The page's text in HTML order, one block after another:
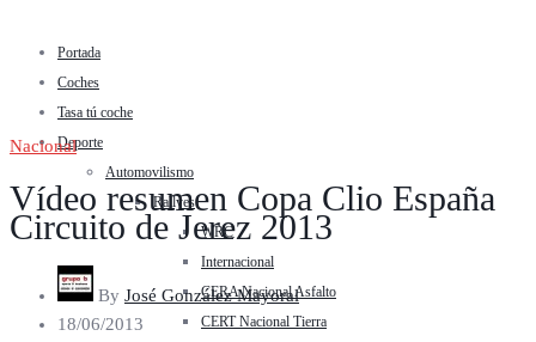
Portada
Coches
Tasa tú coche
Deporte
Automovilismo
Rallyes
WRC
Internacional
CERA Nacional Asfalto
CERT Nacional Tierra
Nacional
Vídeo resumen Copa Clio España
Circuito de Jerez 2013
By José González Mayoral
18/06/2013